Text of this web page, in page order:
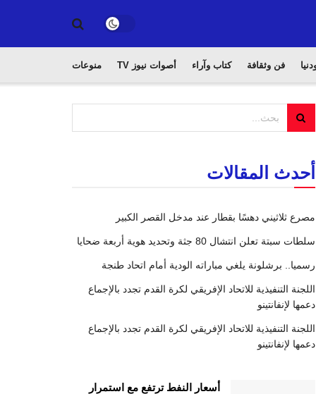
فن وثقافة كتاب وآراء أصوات نيوز TV منوعات
أحدث المقالات
مصرع ثلاثيني دهسًا بقطار عند مدخل القصر الكبير
سلطات سبتة تعلن انتشال 80 جثة وتحديد هوية أربعة ضحايا
رسميا.. برشلونة يلغي مباراته الودية أمام اتحاد طنجة
اللجنة التنفيذية للاتحاد الإفريقي لكرة القدم تجدد بالإجماع
دعمها لإنفانتينو
اللجنة التنفيذية للاتحاد الإفريقي لكرة القدم تجدد بالإجماع
دعمها لإنفانتينو
أسعار النفط ترتفع مع استمرار